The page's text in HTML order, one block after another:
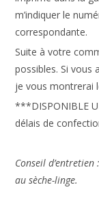
m’indiquer le
correspondante.
Suite à votre
possibles. Si vous
je vous montrerai
***DISPONIBLE
délais de
Conseil
au sèche-linge.